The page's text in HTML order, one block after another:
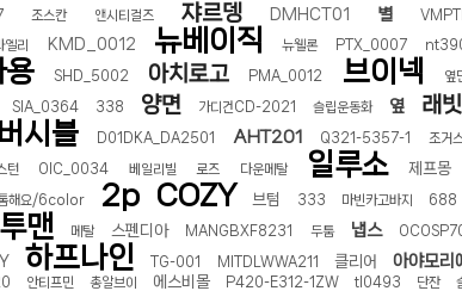
조스칸 앤시티걸즈 쟈르뎅 DMHCT01 별
엘리 KMD_0012 뉴베이직 뉴웰론 PTX_0007
용 SHD_5002 아치로고 PMA_0012 브이넥 옆
SIA_0364 338 양면 가디건CD-2021 슬립운동화 옆 래빗
시블 D01DKA_DA2501 AHT201 Q321-5357-1 조거
턴 OIC_0034 베일리빌 로즈 다운메탈 일루소 제프몽
해요/6color 2p COZY 브텀 333 마빈카고바지 688
맨 메탈 스펜디아 MANGBXF8231 두툼 냅스
하프나인 TG-001 MITDLWWA211 클리어 아야모리
안티프민 총알브이 에스비몰 P420-E312-1ZW tl0493 단잔